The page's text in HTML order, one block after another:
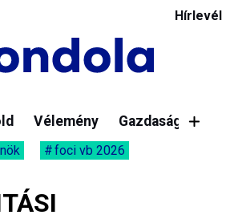
Hírlevél
Vélemény Gazdaság
foci vb 2026